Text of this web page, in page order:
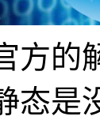
方的
态是